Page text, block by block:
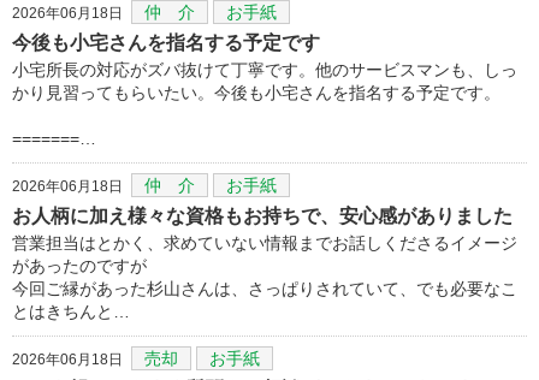
2026年06月18日 仲 介 お手紙
今後も小宅さんを指名する予定です
小宅所長の対応がズバ抜けて丁寧です。他のサービスマンも、しっ
かり見習ってもらいたい。今後も小宅さんを指名する予定です。
=======…
2026年06月18日 仲 介 お手紙
お人柄に加え様々な資格もお持ちで、安心感がありました
営業担当はとかく、求めていない情報までお話しくださるイメージ
があったのですが
今回ご縁があった杉山さんは、さっぱりされていて、でも必要なこ
とはきちんと…
2026年06月18日 売却 お手紙